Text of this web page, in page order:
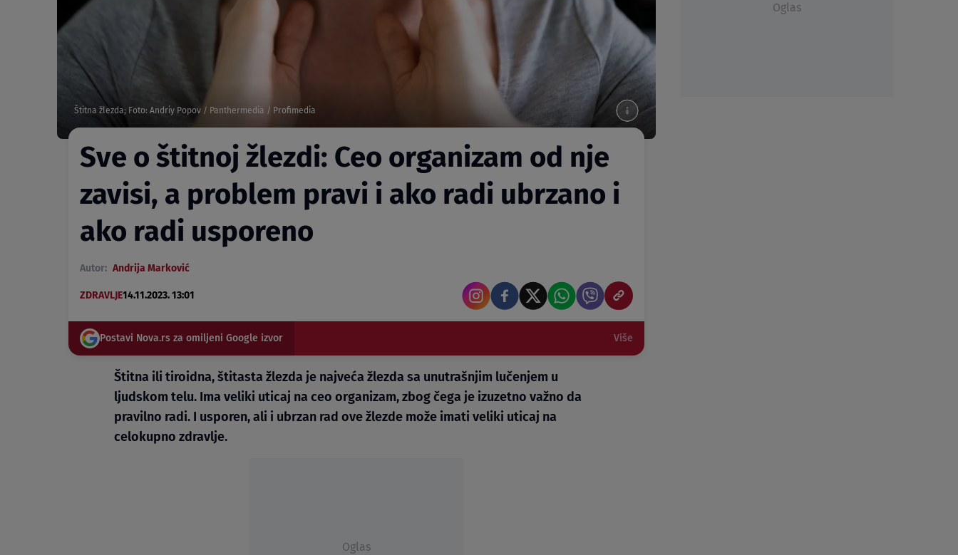
Štitna žlezda; Foto: Andriy Popov / Panthermedia / Profimedia
Sve o štitnoj žlezdi: Ceo organizam od nje
zavisi, a problem pravi i ako radi ubrzano i
ako radi usporeno
Autor: Andrija Marković
ZDRAVLJE14.11.2023. 13:01
Postavi Nova.rs za omiljeni Google izvor Više
Štitna ili tiroidna, štitasta žlezda je najveća žlezda sa unutrašnjim lučenjem u
ljudskom telu. Ima veliki uticaj na ceo organizam, zbog čega je izuzetno važno da
pravilno radi. I usporen, ali i ubrzan rad ove žlezde može imati veliki uticaj na
celokupno zdravlje.
Oglas
Oglas